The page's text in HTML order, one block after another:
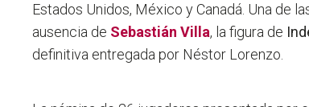
Estados Unidos, México y Canadá. Una de
ausencia de Sebastián Villa, la figura de
definitiva entregada por Néstor Lorenzo.